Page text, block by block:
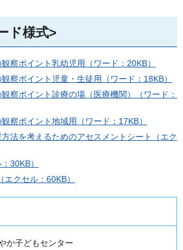
ド様式>
察ポイント乳幼児用（ワード：20KB）
察ポイント児童・生徒用（ワード：18KB）
察ポイント診療の場（医療機関）（ワード：
察ポイント地域用（ワード：17KB）
法を考えるためのアセスメントシート（エク
30KB）
クセル：60KB）
か子どもセンター